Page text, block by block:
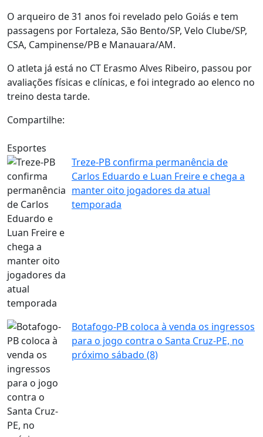
O arqueiro de 31 anos foi revelado pelo Goiás e tem
passagens por Fortaleza, São Bento/SP, Velo Clube/SP,
CSA, Campinense/PB e Manauara/AM.
O atleta já está no CT Erasmo Alves Ribeiro, passou por
avaliações físicas e clínicas, e foi integrado ao elenco no
treino desta tarde.
Compartilhe:
Esportes
Treze-PB confirma permanência de
Carlos Eduardo e Luan Freire e chega a
manter oito jogadores da atual
temporada
Botafogo-PB coloca à venda os ingressos
para o jogo contra o Santa Cruz-PE, no
próximo sábado (8)